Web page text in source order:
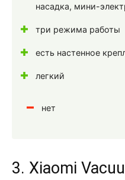
насадка, мини-
три режима работы
есть настенное
легкий
нет
3. Xiaomi